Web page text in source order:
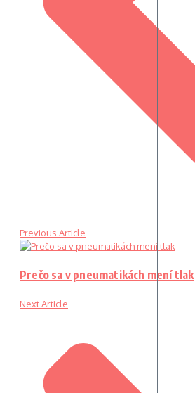
Previous Article
Prečo sa v pneumatikách mení tlak
Next Article